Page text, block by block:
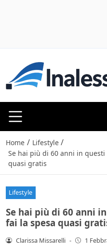
Home / Lifestyle /
Se hai più di 60 anni in
quasi gratis
Lifestyle
Se hai più di 60 anni
fai la spesa quasi
Clarissa Missarelli - 1